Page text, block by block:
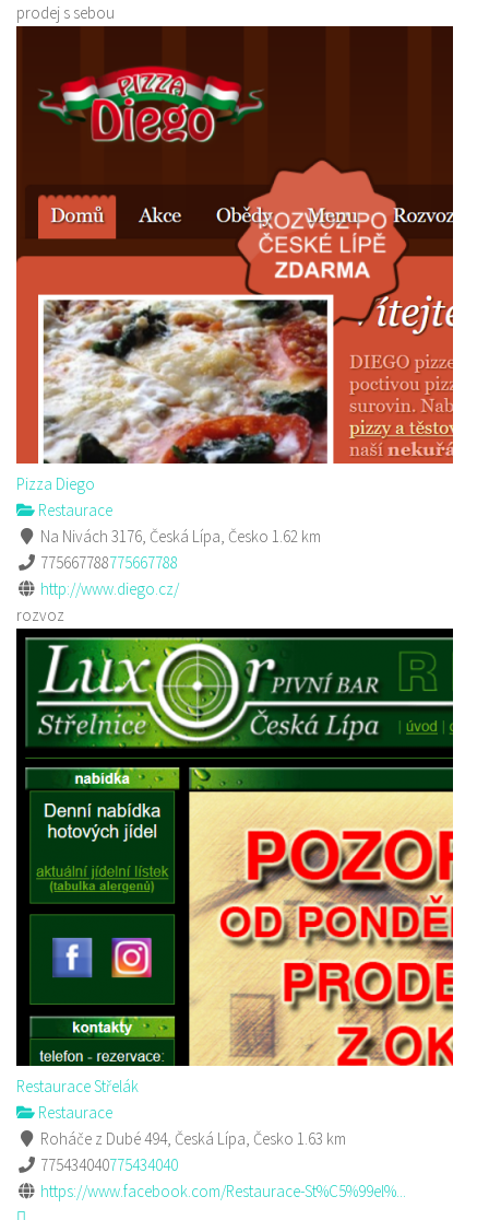
prodej s sebou
Pizza Diego
Restaurace
Na Nivách 3176, Česká Lípa, Česko 1.62 km
775667788775667788
http://www.diego.cz/
rozvoz
Restaurace Střelák
Restaurace
Roháče z Dubé 494, Česká Lípa, Česko 1.63 km
775434040775434040
https://www.facebook.com/Restaurace-St%C5%99el%...